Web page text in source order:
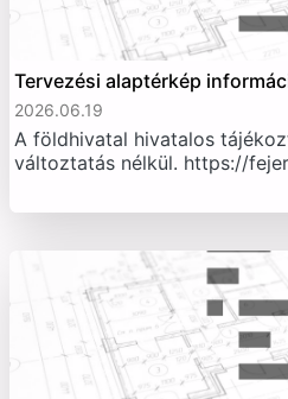
Tervezési alaptérkép
2026.06.19
A földhivatal hivatalos
változtatás nélkül. https://